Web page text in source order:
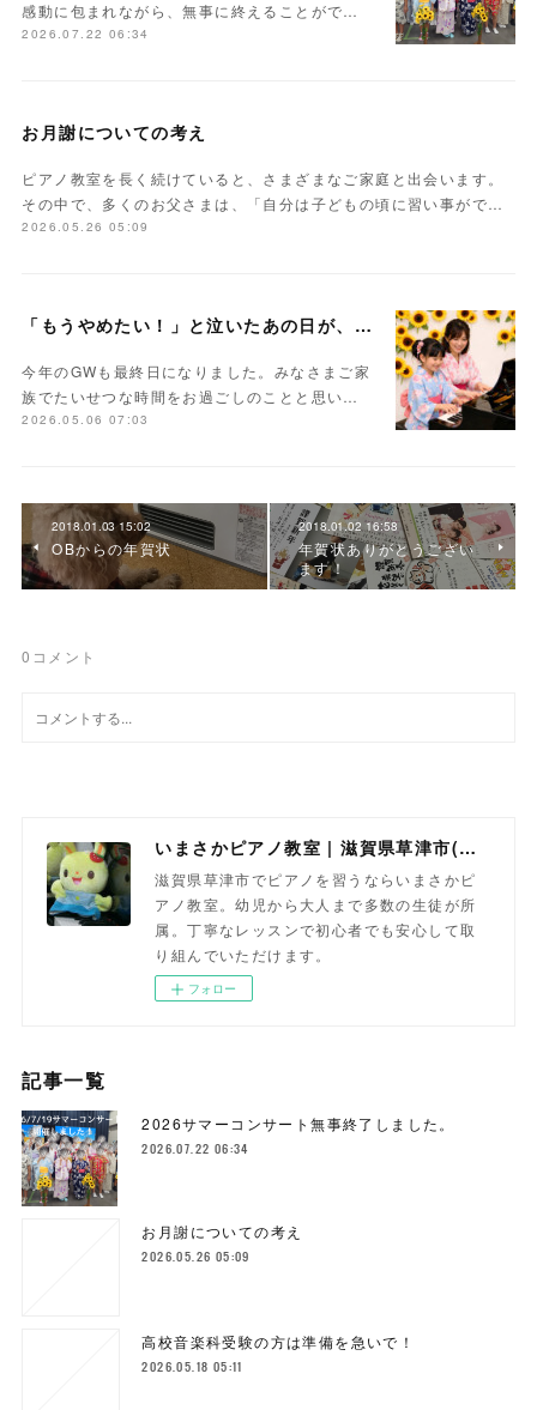
感動に包まれながら、無事に終えることがで…
2026.07.22 06:34
お月謝についての考え
ピアノ教室を長く続けていると、さまざまなご家庭と出会います。
その中で、多くのお父さまは、「自分は子どもの頃に習い事がで…
2026.05.26 05:09
「もうやめたい！」と泣いたあの日が、未来の力になる
今年のGWも最終日になりました。みなさまご家
族でたいせつな時間をお過ごしのことと思い…
2026.05.06 07:03
2018.01.03 15:02
OBからの年賀状
2018.01.02 16:58
年賀状ありがとうござい
ます！
0 コメント
いまさかピアノ教室 | 滋賀県草津市(南草津)のピアノ教室
滋賀県草津市でピアノを習うならいまさかピ
アノ教室。幼児から大人まで多数の生徒が所
属。丁寧なレッスンで初心者でも安心して取
り組んでいただけます。
フォロー
記事一覧
2026サマーコンサート無事終了しました。
2026.07.22 06:34
お月謝についての考え
2026.05.26 05:09
高校音楽科受験の方は準備を急いで！
2026.05.18 05:11